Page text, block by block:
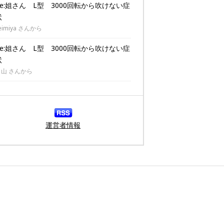
姐さん L型 3000回転から吹けない症
さんから
姐さん L型 3000回転から吹けない症
さんから
運営者情報